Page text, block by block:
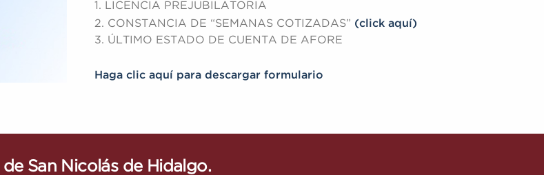
1. LICENCIA PREJUBILATORIA
2. CONSTANCIA DE “SEMANAS COTIZADAS” (click aquí)
3. ÚLTIMO ESTADO DE CUENTA DE AFORE
Haga clic aquí para descargar formulario
San Nicolás de Hidalgo.